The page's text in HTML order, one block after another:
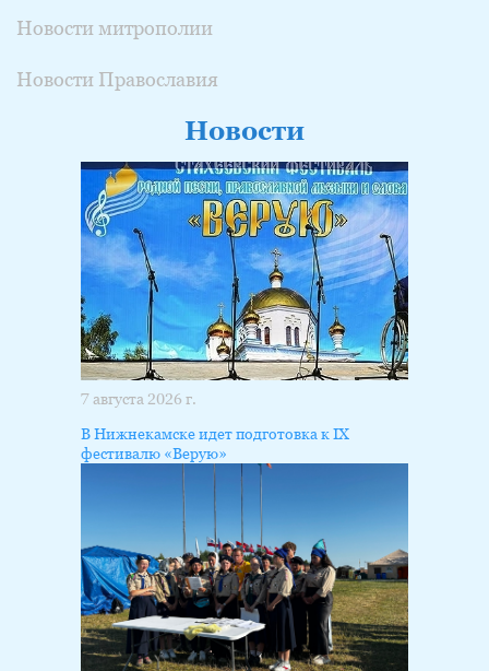
Новости митрополии
Новости Православия
Новости
7 августа 2026 г.
В Нижнекамске идет подготовка к IX
фестивалю «Верую»